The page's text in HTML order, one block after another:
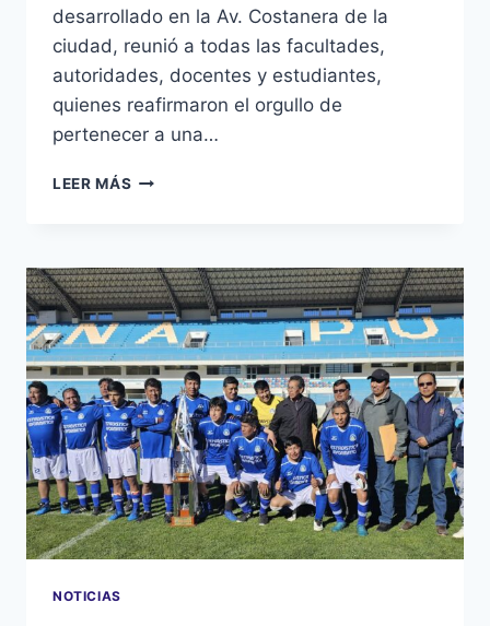
desarrollado en la Av. Costanera de la
ciudad, reunió a todas las facultades,
autoridades, docentes y estudiantes,
quienes reafirmaron el orgullo de
pertenecer a una…
LEER MÁS 169
FORMACIÓN
Y
VISIÓN
EN
UNA
PUNO
NOTICIAS